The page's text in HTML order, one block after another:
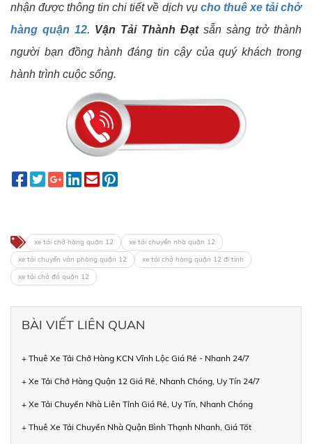
nhận được thông tin chi tiết về dịch vụ cho thuê xe tải chở
hàng quận 12. Vận Tải Thành Đạtsẵn sàng trở thành
người bạn đồng hành đáng tin cậy của quý khách trong
hành trình cuộc sống.
xe tải chở hàng quận 12
xe tải chuyển nhà quận 12
xe tải chuyển văn phòng quận 12
xe tải chở hàng quận 12 đi tỉnh
xe tải chở đồ quận 12
BÀI VIẾT LIÊN QUAN
+ Thuê Xe Tải Chở Hàng KCN Vĩnh Lộc Giá Rẻ - Nhanh 24/7
+ Xe Tải Chở Hàng Quận 12 Giá Rẻ, Nhanh Chóng, Uy Tín 24/7
+ Xe Tải Chuyển Nhà Liên Tỉnh Giá Rẻ, Uy Tín, Nhanh Chóng
+ Thuê Xe Tải Chuyển Nhà Quận Bình Thạnh Nhanh, Giá Tốt